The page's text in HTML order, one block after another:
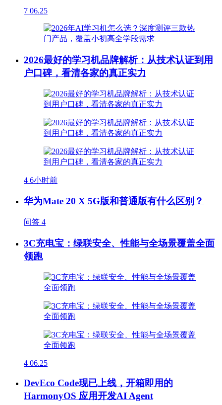
7 06.25
2026最好的学习机品牌解析：从技术认证到用
户口碑，看清各家的真正实力
4 6小时前
华为Mate 20 X 5G版和普通版有什么区别？
问答 4
3C充电宝：绿联安全、性能与全场景覆盖全面
领跑
4 06.25
DevEco Code现已上线，开箱即用的
HarmonyOS 应用开发AI Agent